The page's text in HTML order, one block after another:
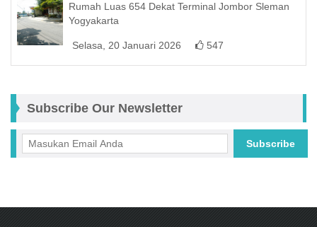
Rumah Luas 654 Dekat Terminal Jombor Sleman
Yogyakarta
Selasa, 20 Januari 2026 547
Subscribe Our Newsletter
Subscribe